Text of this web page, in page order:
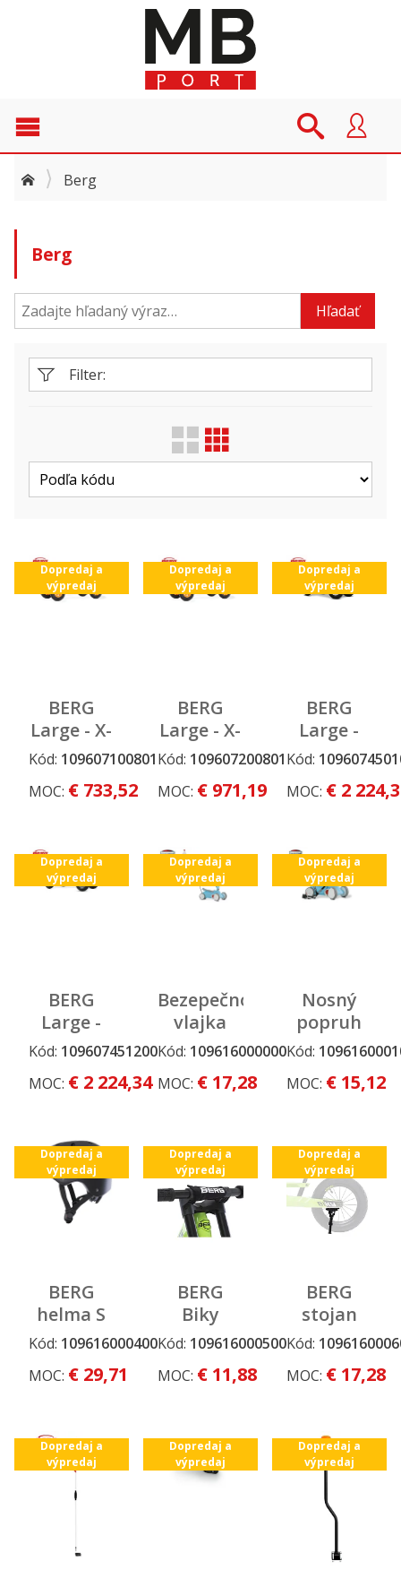
Berg
Berg
Hľadať
Filter:
Zobraziť len ...
Výrobca
BERG
Large - X-
Cross BFR
Dopredaj a
výpredaj
Kód: 109607100801
Dopredaj a
výpredaj
MOC: € 733,52
BERG
Large - X-
Cross
Dopredaj a
výpredaj
Kód: 109607200801
Dopredaj a
výpredaj
MOC: € 971,19
BERG
Large -
Extra
Blue E-
Dopredaj a
výpredaj
Kód:
Dopredaj a
výpredaj
MOC: € 2
BERG
Large -
Extra
E-BFR
Dopredaj a
výpredaj
Kód: 109607451200
Dopredaj a
výpredaj
MOC: € 2 224,34
Bezepečnostná
vlajka
pre
BERG GO
Dopredaj a
výpredaj
Kód: 109616000000
Dopredaj a
výpredaj
MOC: € 17,28
Nosný
popruh
pre
BERG GO
Dopredaj a
výpredaj
Kód:
Dopredaj a
výpredaj
MOC: € 15,12
BERG
helma S
Dopredaj a
výpredaj
Kód: 109616000400
Dopredaj a
výpredaj
MOC: € 29,71
BERG
Biky
ochranný
logom na
Dopredaj a
výpredaj
Kód: 109616000500
Dopredaj a
výpredaj
MOC: € 11,88
BERG
stojan
Dopredaj a
výpredaj
Kód:
Dopredaj a
výpredaj
MOC: € 17,28
Dopredaj a
výpredaj
Dopredaj a
výpredaj
Dopredaj a
výpredaj